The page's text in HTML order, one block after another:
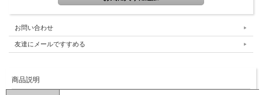
お問い合わせ
友達にメールですすめる
商品説明